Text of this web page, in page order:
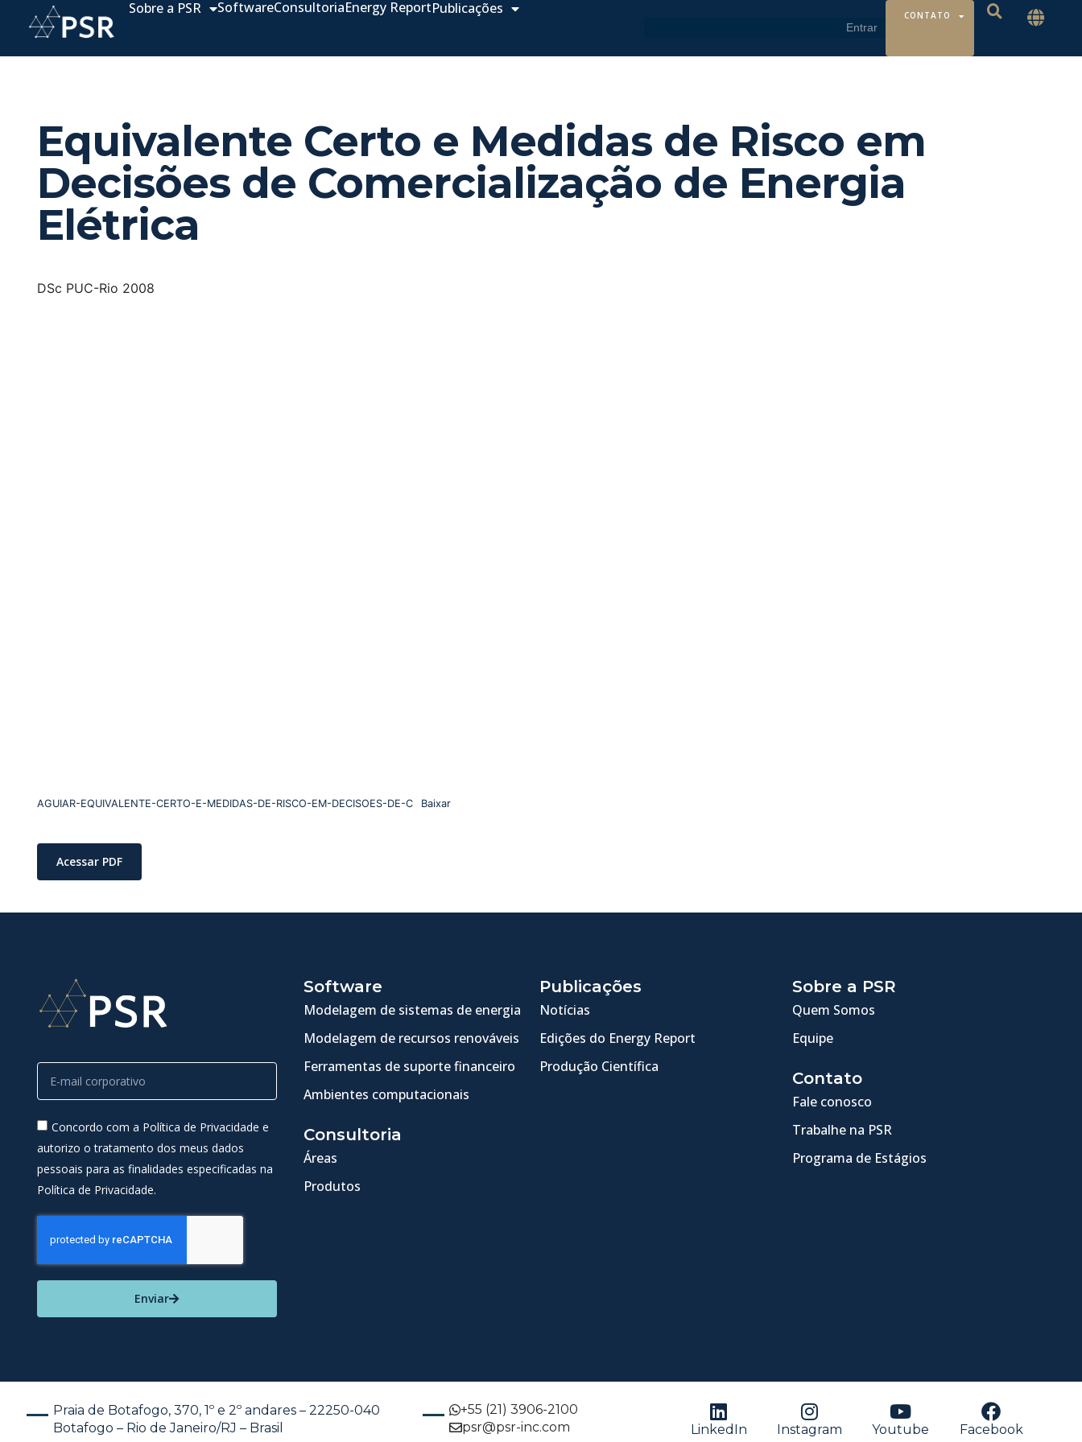
Sobre a PSR SoftwareConsultoriaEnergy ReportPublicações CONTATO
Equivalente Certo e Medidas de Risco em
Decisões de Comercialização de Energia
Elétrica
DSc PUC-Rio 2008
AGUIAR-EQUIVALENTE-CERTO-E-MEDIDAS-DE-RISCO-EM-DECISOES-DE-C Baixar
Acessar PDF
Concordo com a Política de Privacidade e
autorizo o tratamento dos meus dados
pessoais para as finalidades especificadas na
Política de Privacidade.
Enviar
Software
Modelagem de sistemas de energia
Modelagem de recursos renováveis
Ferramentas de suporte financeiro
Ambientes computacionais
Consultoria
Áreas
Produtos
Publicações
Notícias
Edições do Energy Report
Produção Científica
Sobre a PSR
Quem Somos
Equipe
Contato
Fale conosco
Trabalhe na PSR
Programa de Estágios
Praia de Botafogo, 370, 1º e 2º andares – 22250-040
Botafogo – Rio de Janeiro/RJ – Brasil
+55 (21) 3906-2100
psr@psr-inc.com
LinkedIn Instagram Youtube Facebook